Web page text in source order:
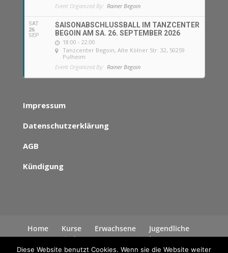
Event Organized By: Rainer Begoin
SAT
26
SEP
SAISONABSCHLUSSBALL IM TANZCENTER
BEGOIN AM SA. 26. SEPTEMBER 2026
18:00 - 22:00
Tanzcenter Begoin, Alte Kölner Str. 32, 50259
Pulheim
Event Organized By: Rainer Begoin
Impressum
Datenschutzerklärung
AGB
Kündigung
Home Kurse Erwachsene
Jugendliche
Kinder
News
Kontakt
Datenschutzerklärung
Diese Website benutzt Cookies. Wenn sie die Website weiter